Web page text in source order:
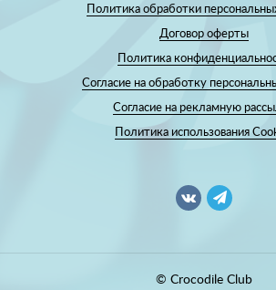
Политика обработки
Договор оферты
Политика
Согласие на обработку
Согласие на рекламную
Политика использования
© Crocodile Club